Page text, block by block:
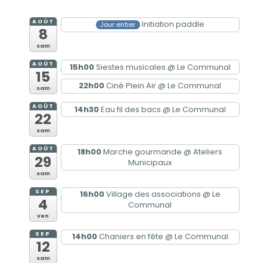
AOÛT
8
sam
Jour entier Initiation paddle
AOÛT
15
sam
15h00Siestes musicales @ Le Communal
22h00Ciné Plein Air @ Le Communal
AOÛT
22
sam
14h30Eau fil des bacs @ Le Communal
AOÛT
29
sam
18h00Marche gourmande @ Ateliers
Municipaux
SEP
4
ven
16h00Village des associations @ Le
Communal
SEP
12
sam
14h00Chaniers en fête @ Le Communal